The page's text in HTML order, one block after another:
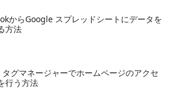
からGoogle スプレッドシートにデータを
方法
グマネージャーでホームページのアクセ
行う方法